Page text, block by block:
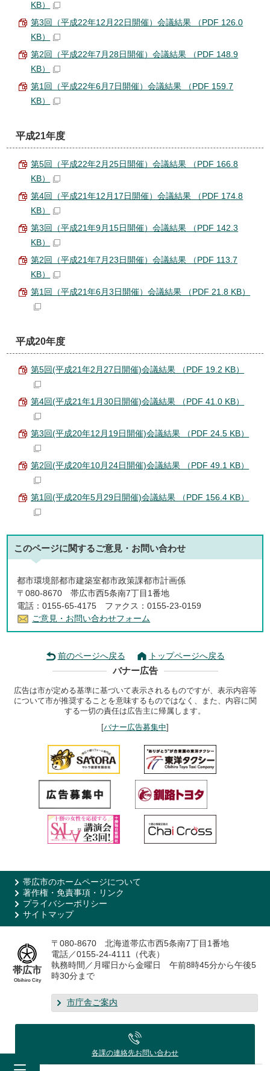
KB）
第3回（平成22年12月22日開催）会議結果 （PDF 126.0
KB）
第2回（平成22年7月28日開催）会議結果 （PDF 148.9
KB）
第1回（平成22年6月7日開催）会議結果 （PDF 159.7
KB）
平成21年度
第5回（平成22年2月25日開催）会議結果 （PDF 166.8
KB）
第4回（平成21年12月17日開催）会議結果 （PDF 174.8
KB）
第3回（平成21年9月15日開催）会議結果 （PDF 142.3
KB）
第2回（平成21年7月23日開催）会議結果 （PDF 113.7
KB）
第1回（平成21年6月3日開催）会議結果 （PDF 21.8 KB）
平成20年度
第5回(平成21年2月27日開催)会議結果 （PDF 19.2 KB）
第4回(平成21年1月30日開催)会議結果 （PDF 41.0 KB）
第3回(平成20年12月19日開催)会議結果 （PDF 24.5 KB）
第2回(平成20年10月24日開催)会議結果 （PDF 49.1 KB）
第1回(平成20年5月29日開催)会議結果 （PDF 156.4 KB）
このページに関するご意見・お問い合わせ
都市環境部都市建築室都市政策課都市計画係
〒080-8670 帯広市西5条南7丁目1番地
電話：0155-65-4175 ファクス：0155-23-0159
ご意見・お問い合わせフォーム
前のページへ戻る トップページへ戻る
バナー広告
広告は市が定める基準に基づいて表示されるものですが、表示内容等
について市が推奨することを意味するものではなく、また、内容に関
する一切の責任は広告主に帰属します。
[バナー広告募集中]
帯広市のホームページについて
著作権・免責事項・リンク
プライバシーポリシー
サイトマップ
帯広市
Obihiro City
〒080-8670 北海道帯広市西5条南7丁目1番地
電話／0155-24-4111（代表）
執務時間／月曜日から金曜日 午前8時45分から午後5
時30分まで
市庁舎ご案内
各課の連絡先お問い合わせ